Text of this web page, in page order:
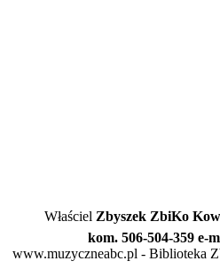
Właściel Zbyszek ZbiKo
kom. 506-504-359 e-
www.muzyczneabc.pl - Biblioteka